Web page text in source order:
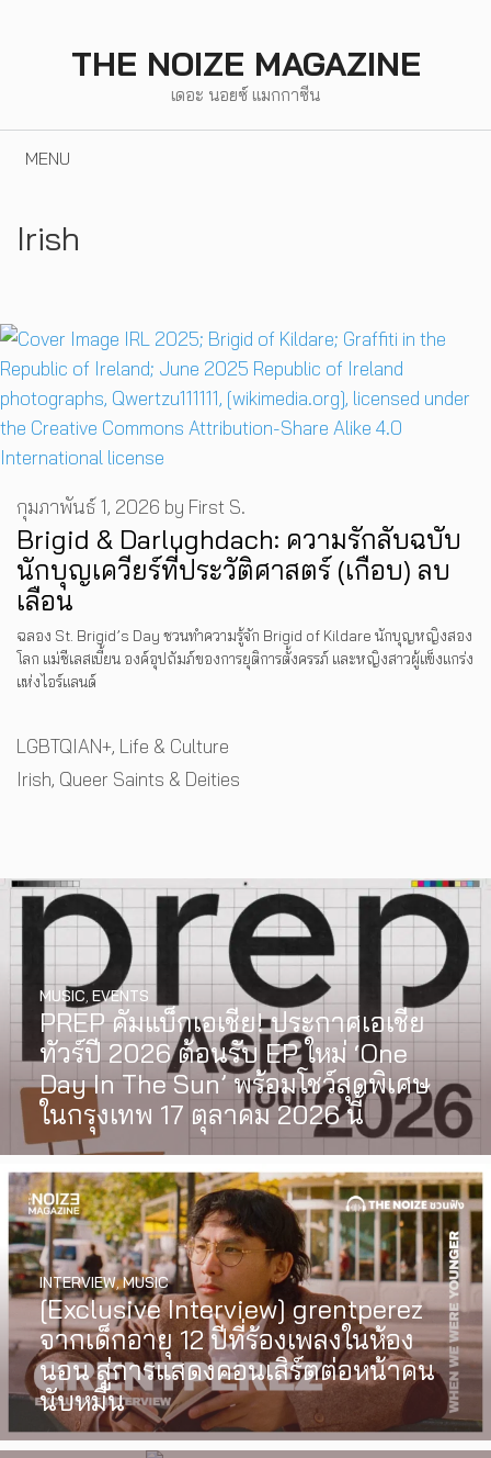
THE NOIZE MAGAZINE
เดอะ นอยซ์ แมกกาซีน
MENU
Irish
Brigid & Darlughdach: ความรักลับฉบับ
นักบุญเควียร์ที่ประวัติศาสตร์ (เกือบ) ลบ
เลือน
กุมภาพันธ์ 1, 2026 by First S.
ฉลอง St. Brigid’s Day ชวนทำความรู้จัก Brigid of Kildare นักบุญหญิงสอง
โลก แม่ชีเลสเบี้ยน องค์อุปถัมภ์ของการยุติการตั้งครรภ์ และหญิงสาวผู้แข็งแกร่ง
แห่งไอร์แลนด์
Categories
LGBTQIAN+, Life & Culture
Tags
Irish, Queer Saints & Deities
PREP คัมแบ็กเอเชีย! ประกาศเอเชีย
ทัวร์ปี 2026 ต้อนรับ EP ใหม่ ‘One
Day In The Sun’ พร้อมโชว์สุดพิเศษ
ในกรุงเทพ 17 ตุลาคม 2026 นี้
MUSIC EVENTS
[Exclusive Interview] grentperez
จากเด็กอายุ 12 ปีที่ร้องเพลงในห้อง
นอน สู่การแสดงคอนเสิร์ตต่อหน้าคน
นับหมื่น
INTERVIEW,MUSIC
I Wish You All the Best เรื่องราวของ
วัยรุ่นนอนไบนารี่ กับครอบครัวที่เขา
เลือกได้เอง ผลงานการกำกับ
ภาพยนตร์เรื่องแรกของ Tommy
Dorfman
WATCH,LGBTQIAN+